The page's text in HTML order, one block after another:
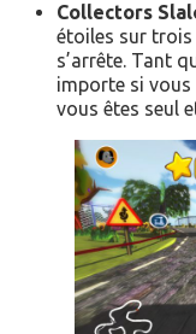
Collectors
étoiles sur
s’arrête. Tant
importe si vous
vous êtes seul